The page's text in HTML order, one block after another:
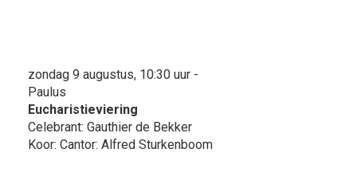
zondag 9 augustus, 10:30 uur -
Paulus
Eucharistieviering
Celebrant: Gauthier de Bekker
Koor: Cantor: Alfred Sturkenboom